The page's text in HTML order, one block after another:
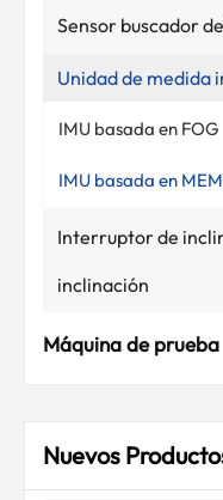
Sensor buscador
Unidad de medida
IMU basada en FOG
IMU basada en
Interruptor de
inclinación
Máquina de prueba
Nuevos